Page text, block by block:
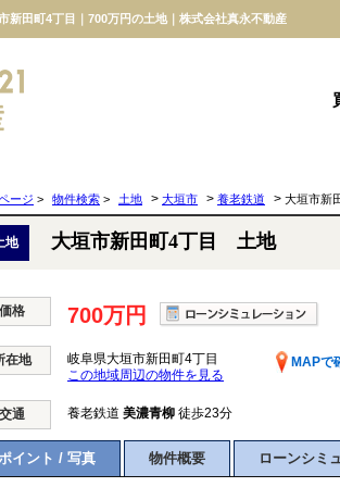
田町4丁目｜700万円の土地｜株式会社真永不動産
ージ > 物件検索 > 土地 > 大垣市 > 養老鉄道 > 大垣市新
地 大垣市新田町4丁目 土地
価格 700万円
在地 岐阜県大垣市新田町4丁目
MAPで
この地域周辺の物件を見る
交通 養老鉄道 美濃青柳 徒歩23分
イント / 写真 物件概要 ローンシミ